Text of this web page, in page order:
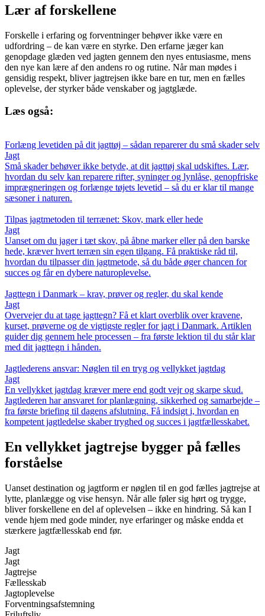
Lær af forskellene
Forskelle i erfaring og forventninger behøver ikke være en
udfordring – de kan være en styrke. Den erfarne jæger kan
genopdage glæden ved jagten gennem den nyes entusiasme, mens
den nye kan lære af den andens ro og rutine. Når man mødes i
gensidig respekt, bliver jagtrejsen ikke bare en tur, men en fælles
oplevelse, der styrker både venskaber og jagtglæde.
Læs også:
Forlæng levetiden på dit jagttøj – sådan reparerer du små skader selv
Jagt
Små skader behøver ikke betyde, at dit jagttøj skal udskiftes. Lær,
hvordan du selv kan reparere rifter, syninger og lynlåse, genopfriske
imprægneringen og forlænge tøjets levetid – så du er klar til mange
sæsoner i naturen.
Tilpas jagtmetoden til terrænet: Skov, mark eller hede
Jagt
Uanset om du jager i tæt skov, på åbne marker eller på den barske
hede, kræver hvert terræn sin egen tilgang. Få praktiske råd til,
hvordan du tilpasser din jagtmetode, så du både øger chancen for
succes og får en dybere naturoplevelse.
Jagttegn i Danmark – krav, prøver og regler, du skal kende
Jagt
Overvejer du at tage jagttegn? Få et klart overblik over kravene,
kurset, prøverne og de vigtigste regler for jagt i Danmark. Artiklen
guider dig gennem hele processen – fra første lektion til du står klar
med dit jagttegn i hånden.
Jagtlederens ansvar: Nøglen til en tryg og vellykket jagtdag
Jagt
En vellykket jagtdag kræver mere end godt vejr og skarpe skud.
Jagtlederen har ansvaret for planlægning, sikkerhed og samarbejde –
fra første briefing til dagens afslutning. Få indsigt i, hvordan en
kompetent jagtledelse skaber tryghed og succes i jagtfællesskabet.
En vellykket jagtrejse bygger på fælles
forståelse
Uanset destination og jagtform er nøglen til en god fælles jagtrejse at
lytte, planlægge og vise hensyn. Når alle føler sig hørt og trygge,
bliver forskellene en del af oplevelsen – ikke en hindring. Så kan I
vende hjem med gode minder, nye erfaringer og måske endda et
stærkere jagtfællesskab end før.
Jagt
Jagt
Jagtrejse
Fællesskab
Jagtoplevelse
Forventningsafstemning